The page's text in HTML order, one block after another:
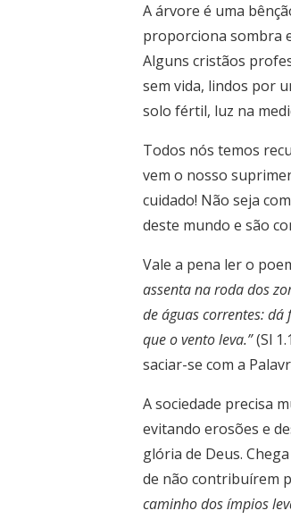
A árvore é uma
proporciona sombra
Alguns cristãos
sem vida, lindos por
solo fértil, luz na
Todos nós temos
vem o nosso
cuidado! Não seja
deste mundo e são
Vale a pena ler o
assenta na roda dos
de águas correntes:
que o vento leva.”(Sl
saciar-se com a
A sociedade precisa
evitando erosões e
glória de Deus.
de não contribuírem
caminho dos ímpios